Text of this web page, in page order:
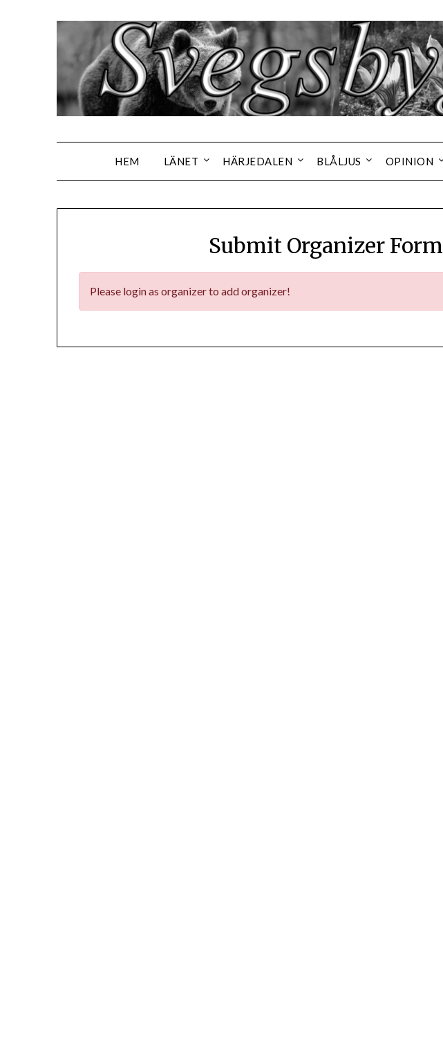
HEM LÄNET HÄRJEDALEN BLÅLJUS OPINION
Submit Organizer Form
Please login as organizer to add organizer!